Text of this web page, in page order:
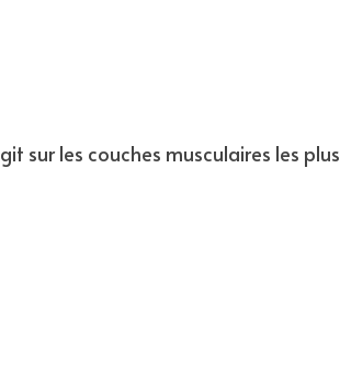
sur les couches musculaires les plus